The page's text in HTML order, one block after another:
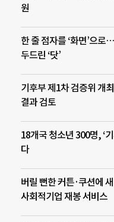
원
한 줄 점자를 ‘화면’으
두드린 ‘닷’
기후부 제1차 검증위 개
결과 검토
18개국 청소년 300명, ‘
다
버릴 뻔한 커튼·쿠션에
사회적기업 재봉 서비스